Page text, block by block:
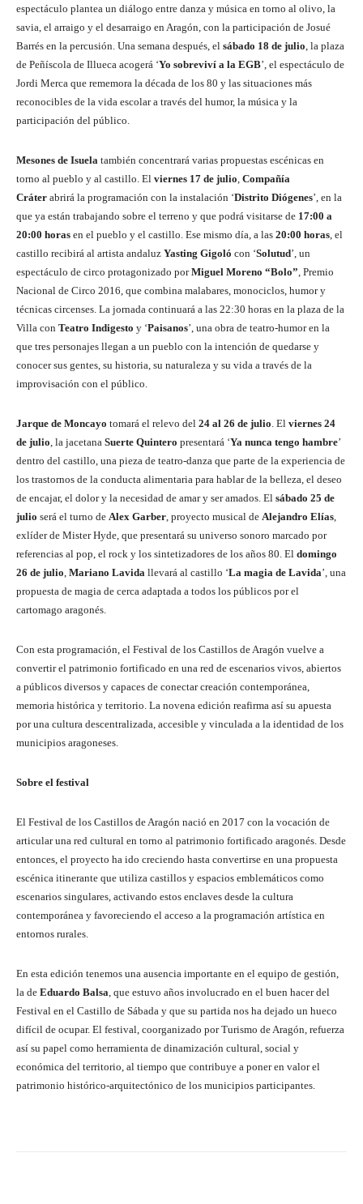
espectáculo plantea un diálogo entre danza y música en torno al olivo, la
savia, el arraigo y el desarraigo en Aragón, con la participación de Josué
Barrés en la percusión. Una semana después, el sábado 18 de julio , la plaza
de Peñíscola de Illueca acogerá ‘Yo sobreviví a la EGB’, el espectáculo de
Jordi Merca que rememora la década de los 80 y las situaciones más
reconocibles de la vida escolar a través del humor, la música y la
participación del público.
Mesones de Isuela también concentrará varias propuestas escénicas en
torno al pueblo y al castillo. El viernes 17 de julio Compañía
Cráter abrirá la programación con la instalación ‘Distrito Diógenes’, en la
que ya están trabajando sobre el terreno y que podrá visitarse de 17:00 a
20:00 horas en el pueblo y el castillo. Ese mismo día, a las 20:00 horas , el
castillo recibirá al artista andaluz Yasting Gigoló con ‘Solutud’, un
espectáculo de circo protagonizado porMiguel Moreno “Bolo” , Premio
Nacional de Circo 2016, que combina malabares, monociclos, humor y
técnicas circenses. La jornada continuará a las 22:30 horas en la plaza de la
Villa con Teatro Indigesto y ‘Paisanos’, una obra de teatro-humor en la
que tres personajes llegan a un pueblo con la intención de quedarse y
conocer sus gentes, su historia, su naturaleza y su vida a través de la
improvisación con el público.
Jarque de Moncayo tomará el relevo del 24 al 26 de julio . El viernes 24
de julio , la jacetana Suerte Quintero presentará ‘Ya nunca tengo hambre’
dentro del castillo, una pieza de teatro-danza que parte de la experiencia de
los trastornos de la conducta alimentaria para hablar de la belleza, el deseo
de encajar, el dolor y la necesidad de amar y ser amados. El sábado 25 de
julio será el turno de Alex Garber , proyecto musical de Alejandro Elías
exlíder de Mister Hyde, que presentará su universo sonoro marcado por
referencias al pop, el rock y los sintetizadores de los años 80. El domingo
26 de julio Mariano Lavida llevará al castillo ‘La magia de Lavida’, una
propuesta de magia de cerca adaptada a todos los públicos por el
cartomago aragonés.
Con esta programación, el Festival de los Castillos de Aragón vuelve a
convertir el patrimonio fortificado en una red de escenarios vivos, abiertos
a públicos diversos y capaces de conectar creación contemporánea,
memoria histórica y territorio. La novena edición reafirma así su apuesta
por una cultura descentralizada, accesible y vinculada a la identidad de los
municipios aragoneses.
Sobre el festival
El Festival de los Castillos de Aragón nació en 2017 con la vocación de
articular una red cultural en torno al patrimonio fortificado aragonés. Desde
entonces, el proyecto ha ido creciendo hasta convertirse en una propuesta
escénica itinerante que utiliza castillos y espacios emblemáticos como
escenarios singulares, activando estos enclaves desde la cultura
contemporánea y favoreciendo el acceso a la programación artística en
entornos rurales.
En esta edición tenemos una ausencia importante en el equipo de gestión,
la de Eduardo Balsa , que estuvo años involucrado en el buen hacer del
Festival en el Castillo de Sábada y que su partida nos ha dejado un hueco
difícil de ocupar. El festival, coorganizado por Turismo de Aragón, refuerza
así su papel como herramienta de dinamización cultural, social y
económica del territorio, al tiempo que contribuye a poner en valor el
patrimonio histórico-arquitectónico de los municipios participantes.